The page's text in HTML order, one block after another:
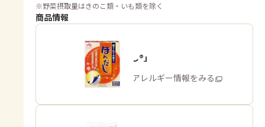
※野菜摂取量はきのこ類・いも類を除く
商品情報
「ほんだし®」
商品・アレルギー情報をみる